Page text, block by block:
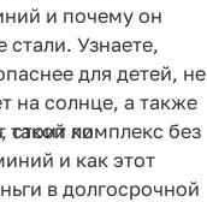
и почему он
стали. Узнаете,
для детей, не
на солнце, а также
такой комплекс без
стоит ли
и как этот
в долгосрочной